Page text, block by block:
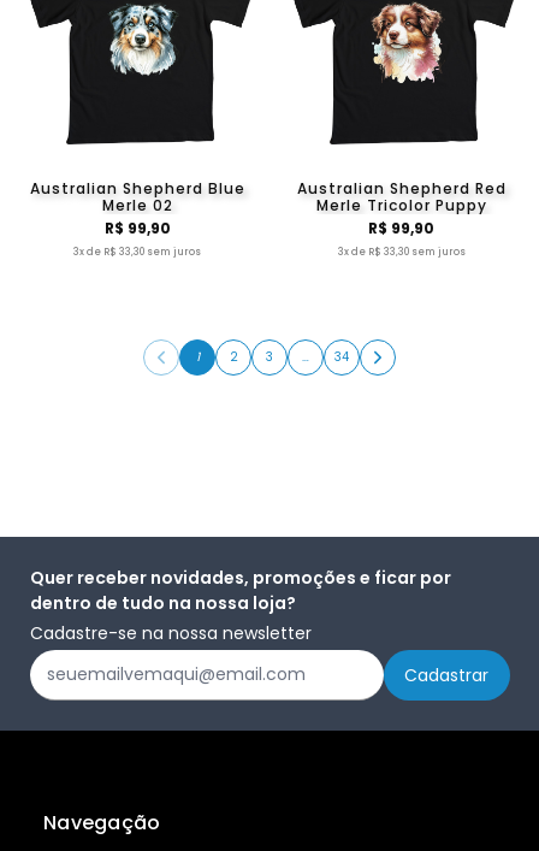
Australian Shepherd Blue
Merle 02
R$ 99,90
3x de R$ 33,30 sem juros
Australian Shepherd Red
Merle Tricolor Puppy
R$ 99,90
3x de R$ 33,30 sem juros
1 2 3 … 34
Quer receber novidades, promoções e ficar por
dentro de tudo na nossa loja?
Cadastre-se na nossa newsletter
Navegação